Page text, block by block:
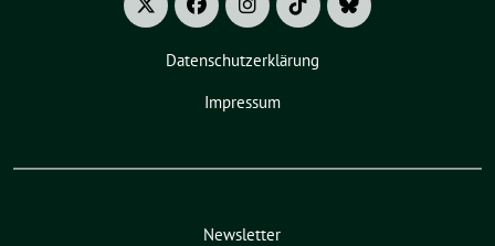
Datenschutzerklärung
Impressum
Newsletter